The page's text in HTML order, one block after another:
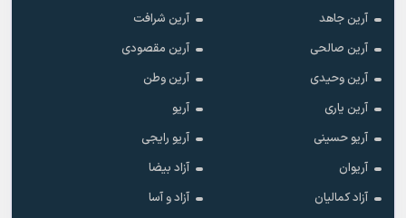
آرین جاهد
آرین شرافت
آرین صالحی
آرین مقصودی
آرین وحیدی
آرین وطن
آرین یاری
آریو
آریو حسینی
آریو رایجی
آریوان
آزاد بیضا
آزاد کمالیان
آزاد و آسا